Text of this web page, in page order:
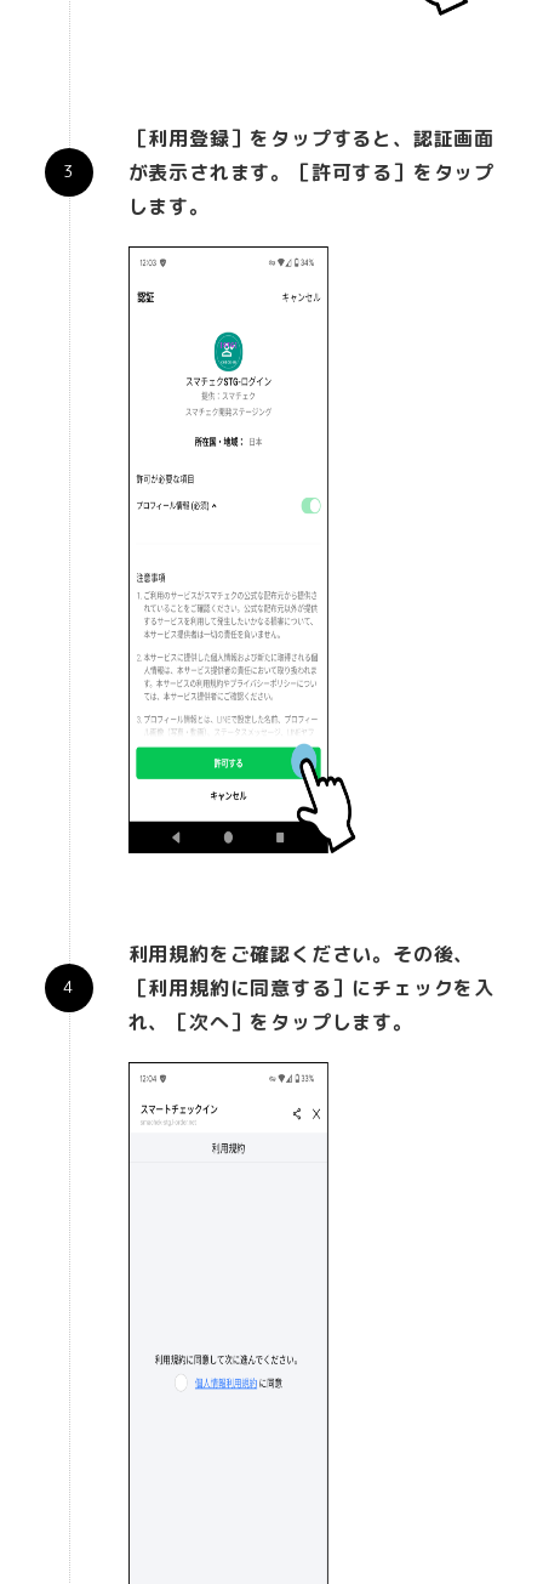
［利用登録］をタップすると、認証画面
が表示されます。［許可する］をタップ
します。
利用規約をご確認ください。その後、
［利用規約に同意する］にチェックを入
れ、［次へ］をタップします。